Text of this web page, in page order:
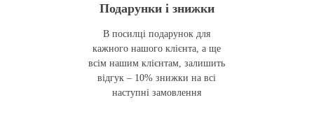
Подарунки і знижки
В посилці подарунок для
кажного нашого клієнта, а ще
всім нашим клієнтам, залишить
відгук – 10% знижки на всі
наступні замовлення